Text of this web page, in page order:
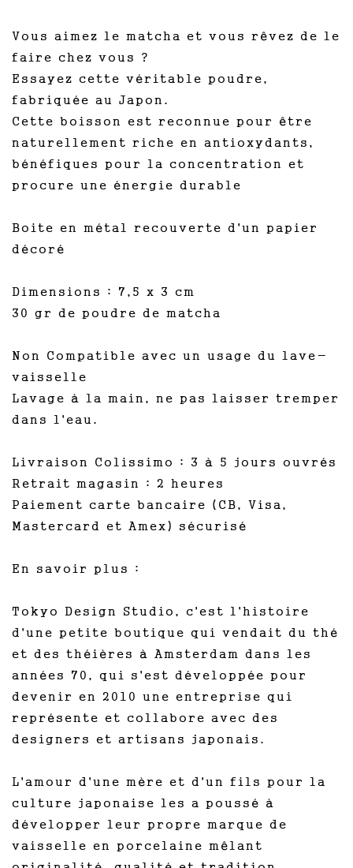
Vous aimez le matcha et vous rêvez de le
faire chez vous ?
Essayez cette véritable poudre,
fabriquée au Japon.
Cette boisson est reconnue pour être
naturellement riche en antioxydants,
bénéfiques pour la concentration et
procure une énergie durable
Boite en métal recouverte d'un papier
décoré
Dimensions : 7,5 x 3 cm
30 gr de poudre de matcha
Non Compatible avec un usage du lave-
vaisselle
Lavage à la main, ne pas laisser tremper
dans l'eau.
Livraison Colissimo : 3 à 5 jours ouvrés
Retrait magasin : 2 heures
Paiement carte bancaire (CB, Visa,
Mastercard et Amex) sécurisé
En savoir plus :
Tokyo Design Studio, c'est l'histoire
d'une petite boutique qui vendait du thé
et des théières à Amsterdam dans les
années 70, qui s'est développée pour
devenir en 2010 une entreprise qui
représente et collabore avec des
designers et artisans japonais.
L'amour d'une mère et d'un fils pour la
culture japonaise les a poussé à
développer leur propre marque de
vaisselle en porcelaine mêlant